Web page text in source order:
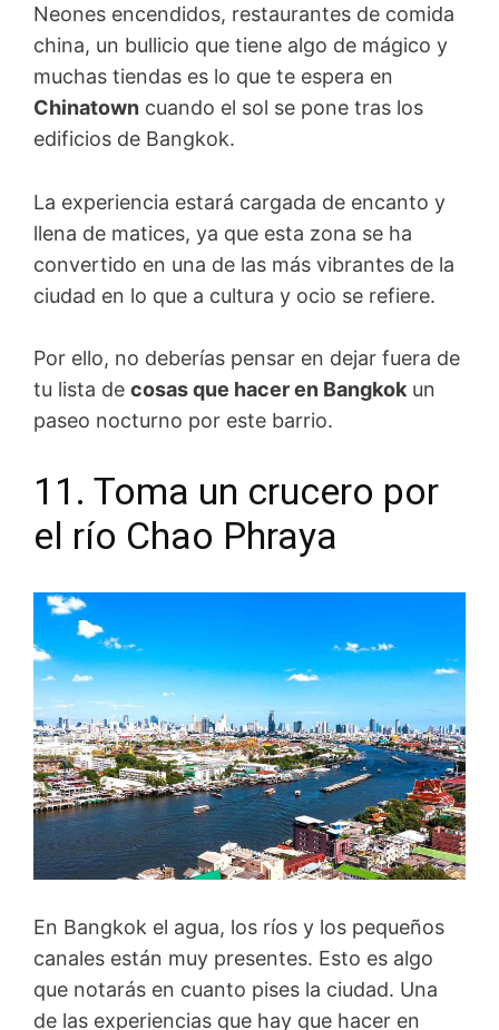
Neones encendidos, restaurantes de comida
china, un bullicio que tiene algo de mágico y
muchas tiendas es lo que te espera en
Chinatown cuando el sol se pone tras los
edificios de Bangkok.
La experiencia estará cargada de encanto y
llena de matices, ya que esta zona se ha
convertido en una de las más vibrantes de la
ciudad en lo que a cultura y ocio se refiere.
Por ello, no deberías pensar en dejar fuera de
tu lista de cosas que hacer en Bangkok un
paseo nocturno por este barrio.
11. Toma un crucero por
el río Chao Phraya
En Bangkok el agua, los ríos y los pequeños
canales están muy presentes. Esto es algo
que notarás en cuanto pises la ciudad. Una
de las experiencias que hay que hacer en